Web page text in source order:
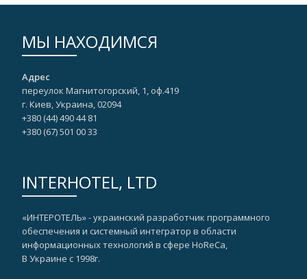
МЫ НАХОДИМСЯ
Адрес
переулок Магнитогорский, 1, оф.419
г. Киев, Украина, 02094
+380 (44) 490 44 81
+380 (67)‎ 501 00 33
INTERHOTEL, LTD
«ИНТЕРОТЕЛЬ» - украинский разработчик программного
обеспечения и системный интегратор в области
информационных технологий в сфере HoReCa,
В Украине с 1998г.